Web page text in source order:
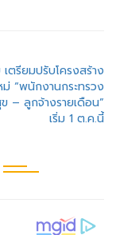
ตรียมปรับโครงสร้าง
ม่ “พนักงานกระทรวง
– ลูกจ้างรายเดือน”
เริ่ม 1 ต.ค.นี้